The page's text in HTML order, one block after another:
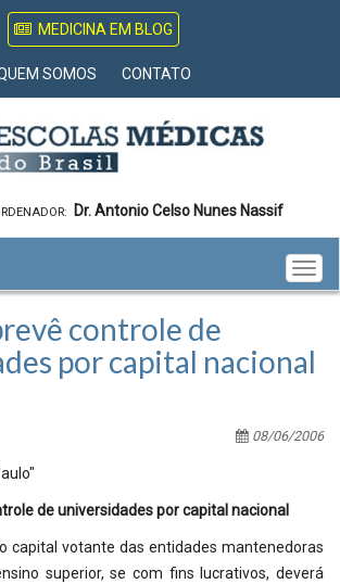
MEDICINA EM BLOG
SOMOS CONTATO
Dr. Antonio Celso Nunes Nassif
controle de
por capital nacional
08/06/2006
de universidades por capital nacional
capital votante das entidades mantenedoras
superior, se com fins lucrativos, deverá